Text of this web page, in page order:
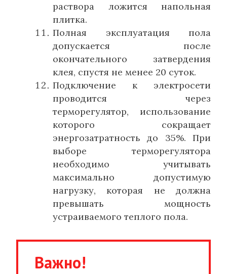
раствора ложится напольная
плитка.
Полная эксплуатация пола
допускается после
окончательного затвердения
клея, спустя не менее 20 суток.
Подключение к электросети
проводится через
терморегулятор, использование
которого сокращает
энергозатратность до 35%. При
выборе терморегулятора
необходимо учитывать
максимально допустимую
нагрузку, которая не должна
превышать мощность
устраиваемого теплого пола.
Важно!